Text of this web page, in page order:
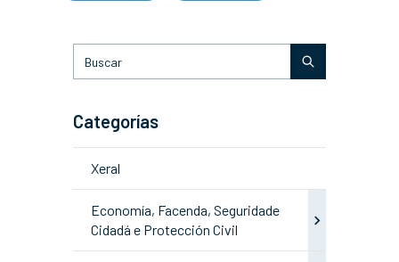
Categorías
Xeral
Economía, Facenda, Seguridade
Cidadá e Protección Civil